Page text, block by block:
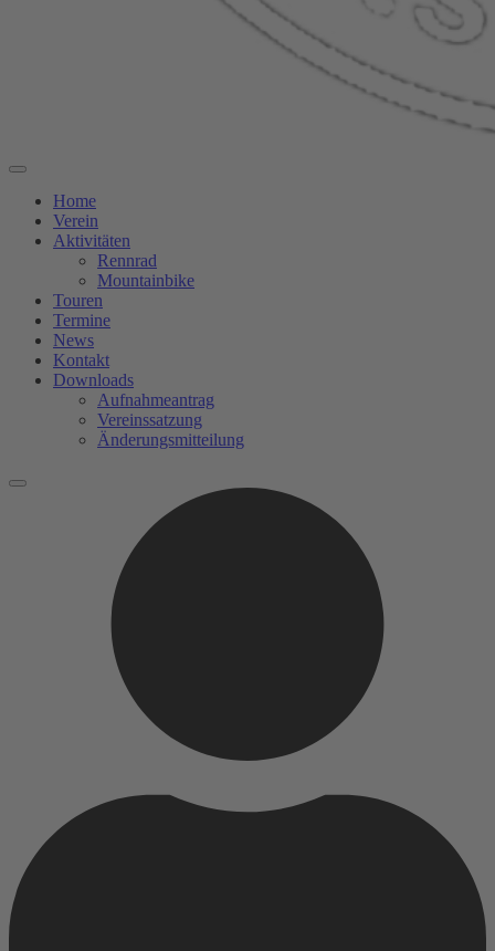
Home
Verein
Aktivitäten
Rennrad
Mountainbike
Touren
Termine
News
Kontakt
Downloads
Aufnahmeantrag
Vereinssatzung
Änderungsmitteilung